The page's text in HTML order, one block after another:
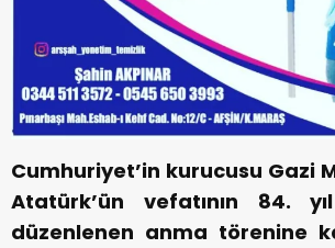
Cumhuriyet’in kurucusu Gazi
Atatürk’ün vefatının 84.
düzenlenen anma törenine